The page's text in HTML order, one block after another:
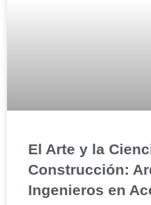
El Arte y la
Construcción:
Ingenieros en